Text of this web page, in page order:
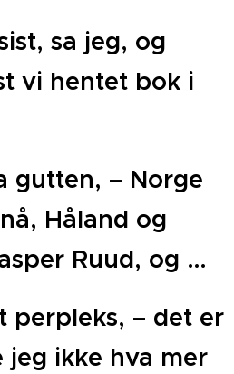
sa jeg, og
vi hentet bok i
gutten, – Norge
Håland og
Ruud, og …
perpleks, – det er
jeg ikke hva mer